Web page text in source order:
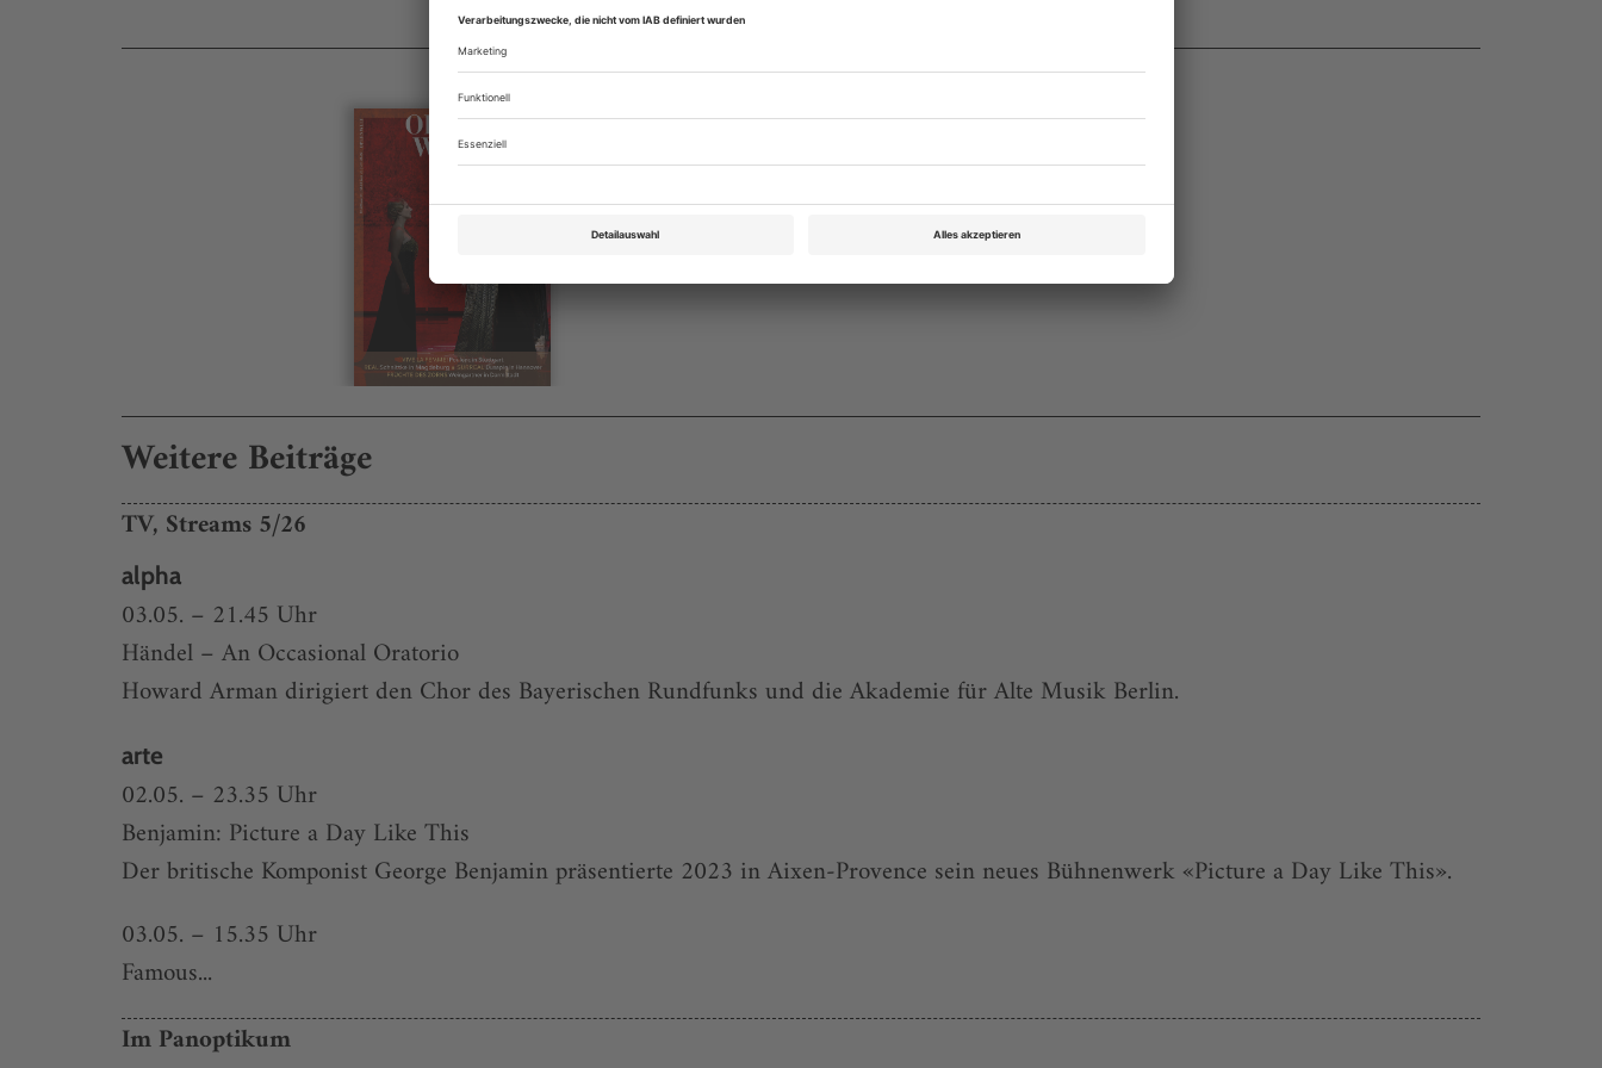
Opernwelt Mai 2026
von Jan Verheyen
Bestellen
Weitere Beiträge
TV, Streams 5/26
alpha
03.05. – 21.45 Uhr
Händel – An Occasional Oratorio
Howard Arman dirigiert den Chor des Bayerischen Rundfunks und die Akademie für Alte Musik Berlin.
arte
02.05. – 23.35 Uhr
Benjamin: Picture a Day Like This
Der britische Komponist George Benjamin präsentierte 2023 in Aixen-Provence sein neues Bühnenwerk «Picture a Day Like This».
03.05. – 15.35 Uhr
Famous...
Im Panoptikum